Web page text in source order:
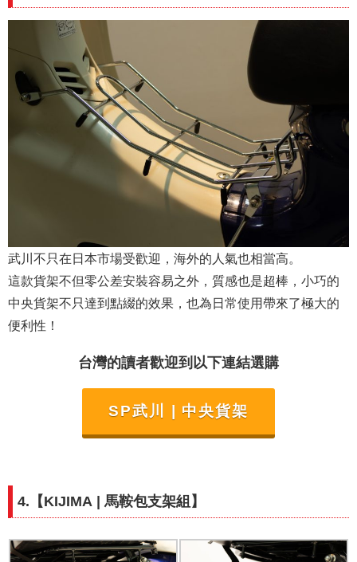
武川不只在日本市場受歡迎，海外的人氣也相當高。
這款貨架不但零公差安裝容易之外，質感也是超棒，小巧的
中央貨架不只達到點綴的效果，也為日常使用帶來了極大的
便利性！
台灣的讀者歡迎到以下連結選購
SP武川 | 中央貨架
4.【 KIJIMA | 馬鞍包支架組 】